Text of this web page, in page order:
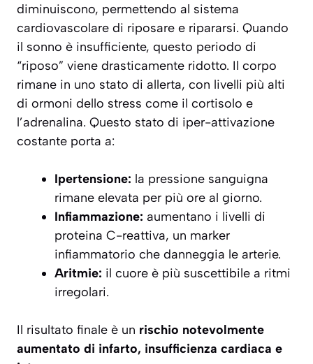
diminuiscono, permettendo al sistema
cardiovascolare di riposare e ripararsi. Quando
il sonno è insufficiente, questo periodo di
“riposo” viene drasticamente ridotto. Il corpo
rimane in uno stato di allerta, con livelli più alti
di ormoni dello stress come il cortisolo e
l’adrenalina. Questo stato di iper-attivazione
costante porta a:
Ipertensione: la pressione sanguigna
rimane elevata per più ore al giorno.
Infiammazione: aumentano i livelli di
proteina C-reattiva, un marker
infiammatorio che danneggia le arterie.
Aritmie: il cuore è più suscettibile a ritmi
irregolari.
Il risultato finale è un rischio notevolmente
aumentato di infarto, insufficienza cardiaca e